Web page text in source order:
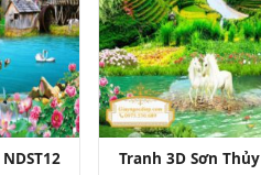
Tranh 3D Sơn Thủy NDST19